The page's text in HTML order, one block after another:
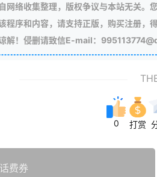
网络收集整理，版权争议与本站无关
程序和内容，请支持正版，购买注册，
解！侵删请致信E-mail：
0 打赏
费券